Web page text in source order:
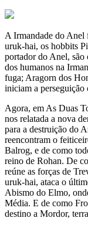
A Irmandade do Anel
uruk-hai, os hobbits
portador do Anel, são
dos humanos na
fuga; Aragorn dos
iniciam a perseguição
Agora, em As Duas
nos relatada a nova
para a destruição do
reencontram o
Balrog, e de como
reino de Rohan. De
reúne as forças de
uruk-hai, ataca o
Abismo do Elmo,
Média. E de como
destino a Mordor,